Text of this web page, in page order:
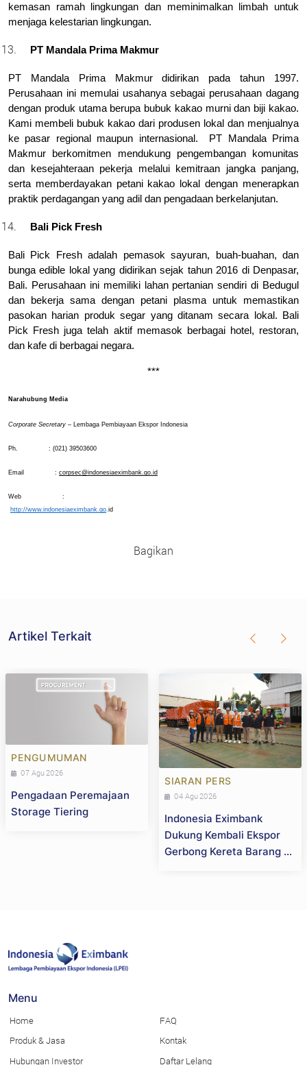
Bagikan
kemasan ramah lingkungan dan meminimalkan limbah untuk
menjaga kelestarian lingkungan.
PT Mandala Prima Makmur
PT Mandala Prima Makmur didirikan pada tahun 1997.
Perusahaan ini memulai usahanya sebagai perusahaan dagang
dengan produk utama berupa bubuk kakao murni dan biji kakao.
Kami membeli bubuk kakao dari produsen lokal dan menjualnya
ke pasar regional maupun internasional.  PT Mandala Prima
Makmur berkomitmen mendukung pengembangan komunitas
dan kesejahteraan pekerja melalui kemitraan jangka panjang,
serta memberdayakan petani kakao lokal dengan menerapkan
praktik perdagangan yang adil dan pengadaan berkelanjutan.
Bali Pick Fresh
Bali Pick Fresh adalah pemasok sayuran, buah-buahan, dan
bunga edible lokal yang didirikan sejak tahun 2016 di Denpasar,
Bali. Perusahaan ini memiliki lahan pertanian sendiri di Bedugul
dan bekerja sama dengan petani plasma untuk memastikan
pasokan harian produk segar yang ditanam secara lokal. Bali
Pick Fresh juga telah aktif memasok berbagai hotel, restoran,
dan kafe di berbagai negara.
***
Narahubung Media
Corporate Secretary – Lembaga Pembiayaan Ekspor Indonesia
Ph. : (021) 39503600
Email : corpsec@indonesiaeximbank.go.id
Web
:
http://www.indonesiaeximbank.go id
Artikel Terkait
PENGUMUMAN
07 Agu 2026
Pengadaan Peremajaan
Storage Tiering
SIARAN PERS
04 Agu 2026
Indonesia Eximbank
Dukung Kembali Ekspor
Gerbong Kereta Barang ke
Menu
Home
Produk & Jasa
Hubungan Investor
FAQ
Kontak
Daftar Lelang